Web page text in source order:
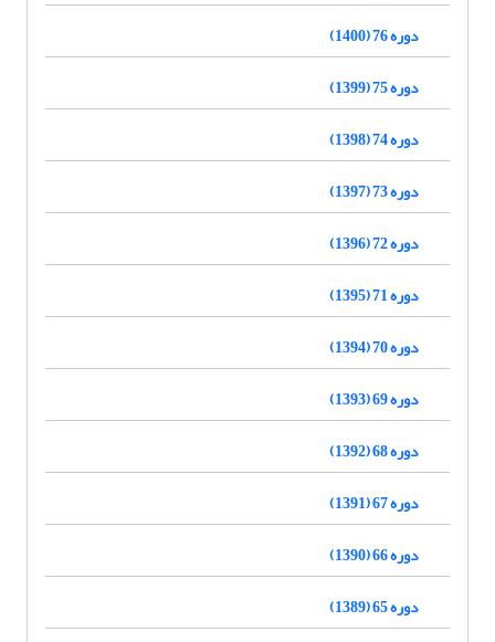
دوره 76 (1400)
دوره 75 (1399)
دوره 74 (1398)
دوره 73 (1397)
دوره 72 (1396)
دوره 71 (1395)
دوره 70 (1394)
دوره 69 (1393)
دوره 68 (1392)
دوره 67 (1391)
دوره 66 (1390)
دوره 65 (1389)